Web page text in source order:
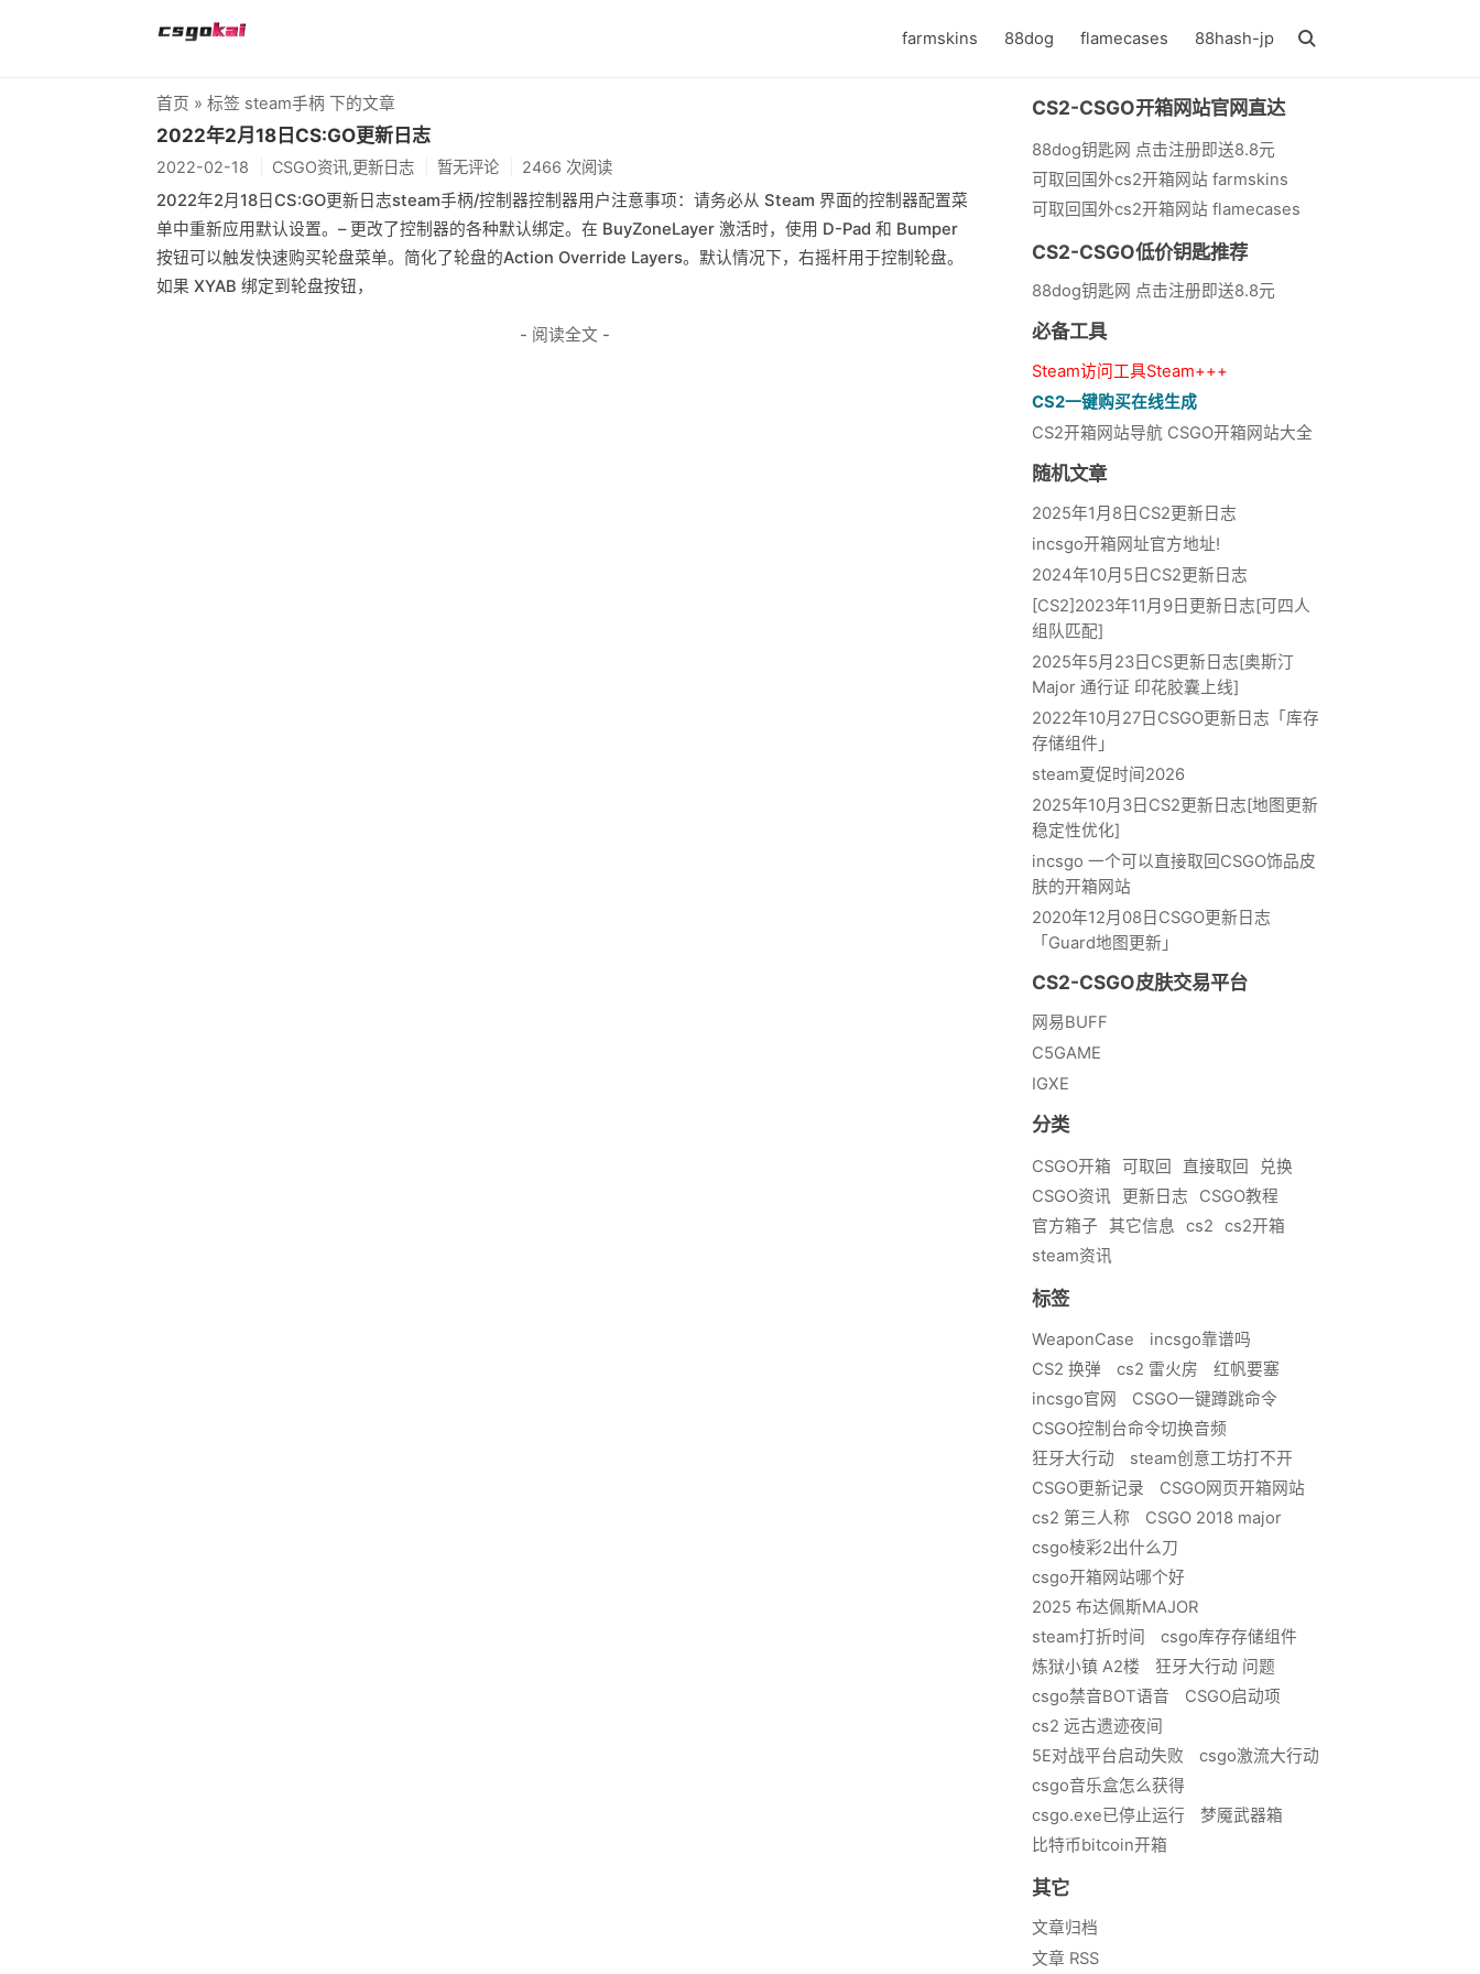
farmskins 88dog flamecases 88hash-jp
首页 » 标签 steam手柄 下的文章
2022年2月18日CS:GO更新日志
2022-02-18 CSGO资讯,更新日志 暂无评论 2466 次阅读
2022年2月18日CS:GO更新日志steam手柄/控制器控制器用户注意事项：请务必从 Steam 界面的控制器配置菜
单中重新应用默认设置。– 更改了控制器的各种默认绑定。在 BuyZoneLayer 激活时，使用 D-Pad 和 Bumper
按钮可以触发快速购买轮盘菜单。简化了轮盘的Action Override Layers。默认情况下，右摇杆用于控制轮盘。
如果 XYAB 绑定到轮盘按钮，
- 阅读全文 -
CS2-CSGO开箱网站官网直达
88dog钥匙网 点击注册即送8.8元
可取回国外cs2开箱网站 farmskins
可取回国外cs2开箱网站 flamecases
CS2-CSGO低价钥匙推荐
88dog钥匙网 点击注册即送8.8元
必备工具
Steam访问工具Steam+++
CS2一键购买在线生成
CS2开箱网站导航 CSGO开箱网站大全
随机文章
2025年1月8日CS2更新日志
incsgo开箱网址官方地址!
2024年10月5日CS2更新日志
[CS2]2023年11月9日更新日志[可四人
组队匹配]
2025年5月23日CS更新日志[奥斯汀
Major 通行证 印花胶囊上线]
2022年10月27日CSGO更新日志「库存
存储组件」
steam夏促时间2026
2025年10月3日CS2更新日志[地图更新
稳定性优化]
incsgo 一个可以直接取回CSGO饰品皮
肤的开箱网站
2020年12月08日CSGO更新日志
「Guard地图更新」
CS2-CSGO皮肤交易平台
网易BUFF
C5GAME
IGXE
分类
CSGO开箱 可取回 直接取回
兑换
CSGO资讯
更新日志
CSGO教程
官方箱子
其它信息 cs2
cs2开箱
steam资讯
标签
WeaponCase
incsgo靠谱吗
CS2 换弹
cs2 雷火房
红帆要塞
incsgo官网
CSGO一键蹲跳命令
CSGO控制台命令切换音频
狂牙大行动
steam创意工坊打不开
CSGO更新记录
CSGO网页开箱网站
cs2 第三人称
CSGO 2018 major
csgo棱彩2出什么刀
csgo开箱网站哪个好
2025 布达佩斯MAJOR
steam打折时间
csgo库存存储组件
炼狱小镇 A2楼
狂牙大行动 问题
csgo禁音BOT语音
CSGO启动项
cs2 远古遗迹夜间
5E对战平台启动失败
csgo激流大行动
csgo音乐盒怎么获得
csgo.exe已停止运行
梦魇武器箱
比特币bitcoin开箱
其它
文章归档
文章 RSS